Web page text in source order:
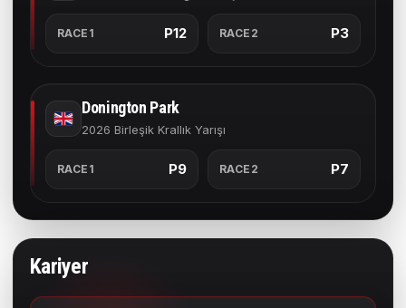
RACE1 P12 RACE2 P3
Donington Park
2026 Birleşik Krallık Yarışı
RACE1 P9 RACE2 P7
Kariyer